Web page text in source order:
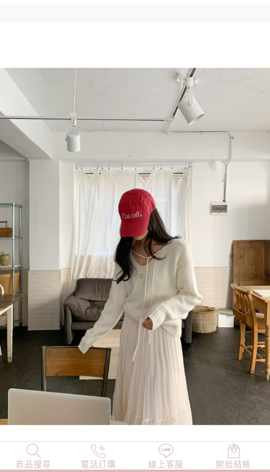
商品搜尋 電話訂購 線上客服 開始結帳
NEW 店長精選 TOP100 小編穿搭